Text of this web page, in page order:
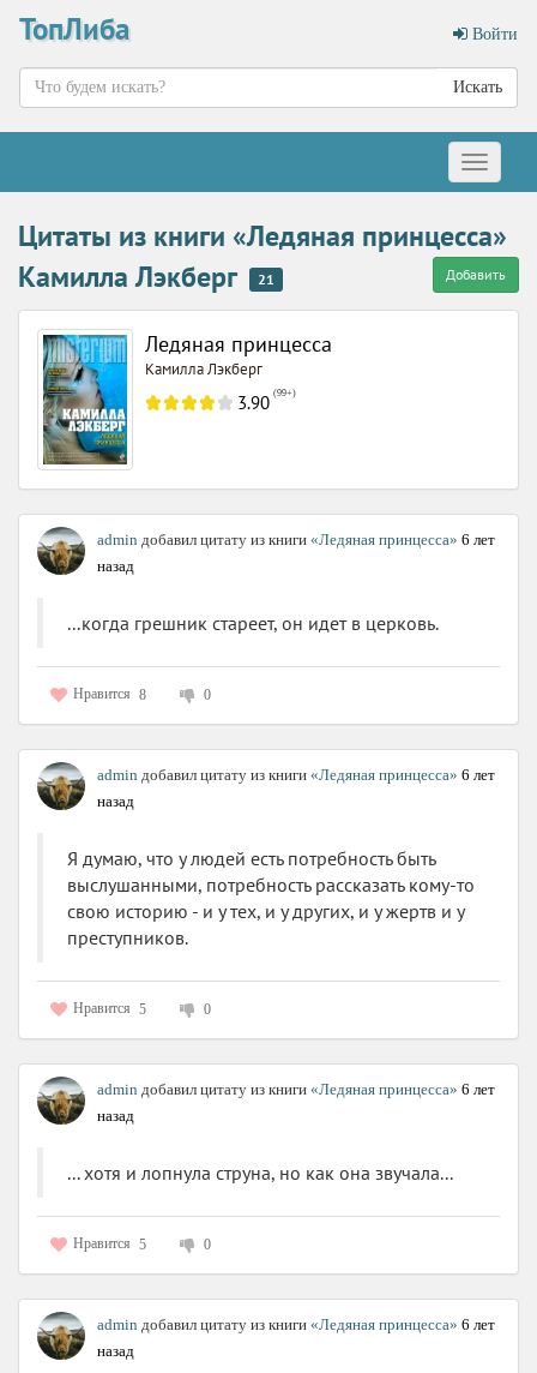
ТопЛиба Войти
Искать
Меню
Цитаты из книги «Ледяная принцесса»
Камилла Лэкберг
21 Добавить
Ледяная принцесса
Камилла Лэкберг
3.90 (99+)
admin добавил цитату из книги «Ледяная принцесса» 6 лет
назад
...когда грешник стареет, он идет в церковь.
Нравится 8 0
admin добавил цитату из книги «Ледяная принцесса» 6 лет
назад
Я думаю, что у людей есть потребность быть
выслушанными, потребность рассказать кому-то
свою историю - и у тех, и у других, и у жертв и у
преступников.
Нравится 5 0
admin добавил цитату из книги «Ледяная принцесса» 6 лет
назад
... хотя и лопнула струна, но как она звучала...
Нравится 5 0
admin добавил цитату из книги «Ледяная принцесса» 6 лет
назад